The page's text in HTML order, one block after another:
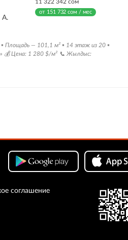
А.
11 322 342 сом
от 151 732 сом / мес
Площадь — 101,1 м² ▪️ 14 этаж из 20 ▪️
💰 Цена: 1 280 $/м² 📞 Жылдыс:
соглашение